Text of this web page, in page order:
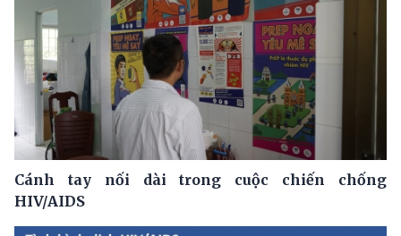
Cánh tay nối dài trong cuộc chiến chống
HIV/AIDS